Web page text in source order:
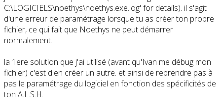
C:\LOGICIELS\noethys\noethys.exe.log' for details). il s'agit
d'une erreur de paramétrage lorsque tu as créer ton propre
fichier, ce qui fait que Noethys ne peut démarrer
normalement.
la 1ere solution que j'ai utilisé (avant qu'Ivan me débug mon
fichier) c'est d'en créer un autre. et ainsi de reprendre pas à
pas le paramétrage du logiciel en fonction des spécificités de
ton A.L.S.H.